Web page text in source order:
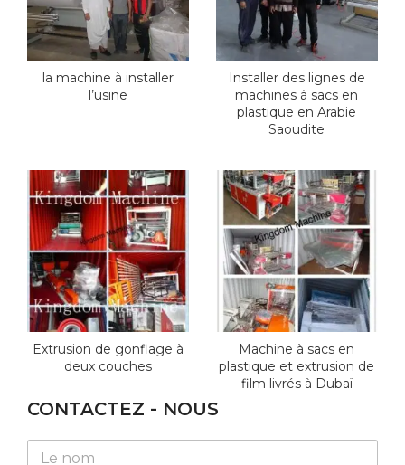
la machine à installer
l’usine
Installer des lignes de
machines à sacs en
plastique en Arabie
Saoudite
Extrusion de gonflage à
deux couches
Machine à sacs en
plastique et extrusion de
film livrés à Dubaï
CONTACTEZ - NOUS